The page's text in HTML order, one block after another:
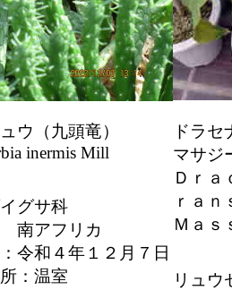
ウ（九頭竜）
inermis Mill
グサ科
南アフリカ
令和４年１２月７日
：温室
ドラ
マサジ
Ｄｒ
ｒａ
Ｍａｓ
リュウ